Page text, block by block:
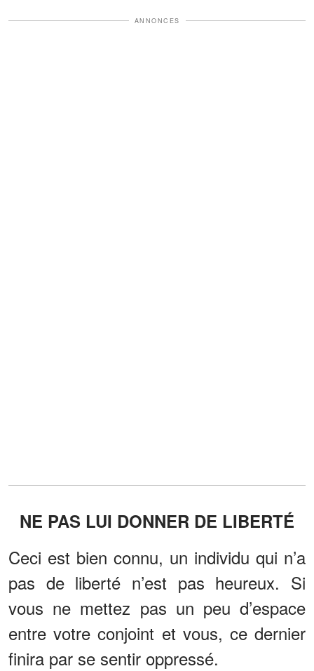
ANNONCES
NE PAS LUI DONNER DE LIBERTÉ
Ceci est bien connu, un individu qui n’a
pas de liberté n’est pas heureux. Si
vous ne mettez pas un peu d’espace
entre votre conjoint et vous, ce dernier
finira par se sentir oppressé.